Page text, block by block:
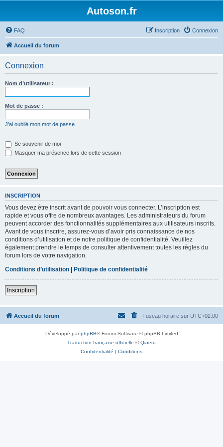
Autoson.fr
FAQ Connexion
Inscription
Accueil du forum
Connexion
Nom d’utilisateur :
Mot de passe :
J’ai oublié mon mot de passe
Se souvenir de moi
Masquer ma présence lors de cette session
INSCRIPTION
Vous devez être inscrit avant de pouvoir vous connecter. L’inscription est
rapide et vous offre de nombreux avantages. Les administrateurs du forum
peuvent accorder des fonctionnalités supplémentaires aux utilisateurs inscrits.
Avant de vous inscrire, assurez-vous d’avoir pris connaissance de nos
conditions d’utilisation et de notre politique de confidentialité. Veuillez
également prendre le temps de consulter attentivement toutes les règles du
forum lors de votre navigation.
Conditions d’utilisation | Politique de confidentialité
Inscription
Accueil du forum Fuseau horaire sur UTC+02:00
Développé parphpBB® Forum Software © phpBB Limited
Traduction française officielle ©Qiaeru
Confidentialité | Conditions